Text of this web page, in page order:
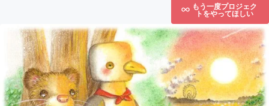
もう一度プロジェク
トをやってほしい